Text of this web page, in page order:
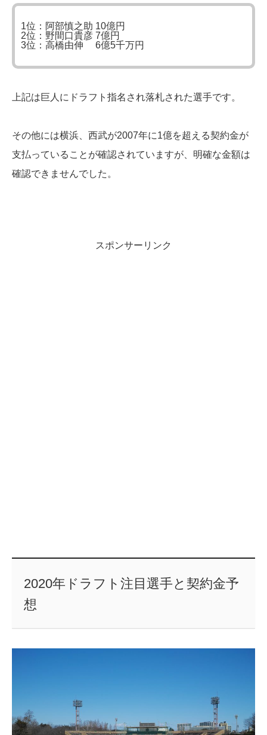
1位：阿部慎之助 10億円
2位：野間口貴彦 7億円
3位：高橋由伸 6億5千万円
上記は巨人にドラフト指名され落札された選手です。
その他には横浜、西武が2007年に1億を超える契約金が
支払っていることが確認されていますが、明確な金額は
確認できませんでした。
スポンサーリンク
2020年ドラフト注目選手と契約金予
想